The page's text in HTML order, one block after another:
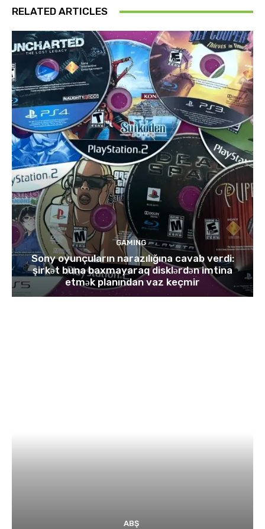
RELATED ARTICLES
GAMING
Sony oyunçuların narazılığına cavab verdi:
şirkət buna baxmayaraq disklərdən imtina
etmək planından vaz keçmir
ABŞ